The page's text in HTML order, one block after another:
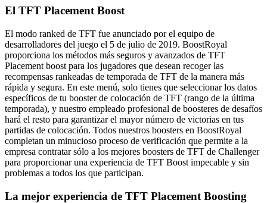
El TFT Placement Boost
El modo ranked de TFT fue anunciado por el equipo de
desarrolladores del juego el 5 de julio de 2019. BoostRoyal
proporciona los métodos más seguros y avanzados de TFT
Placement boost para los jugadores que desean recoger las
recompensas rankeadas de temporada de TFT de la manera más
rápida y segura. En este menú, solo tienes que seleccionar los datos
específicos de tu booster de colocación de TFT (rango de la última
temporada), y nuestro empleado profesional de boosteres de desafíos
hará el resto para garantizar el mayor número de victorias en tus
partidas de colocación. Todos nuestros boosters en BoostRoyal
completan un minucioso proceso de verificación que permite a la
empresa contratar sólo a los mejores boosters de TFT de Challenger
para proporcionar una experiencia de TFT Boost impecable y sin
problemas a todos los que participan.
La mejor experiencia de TFT Placement Boosting